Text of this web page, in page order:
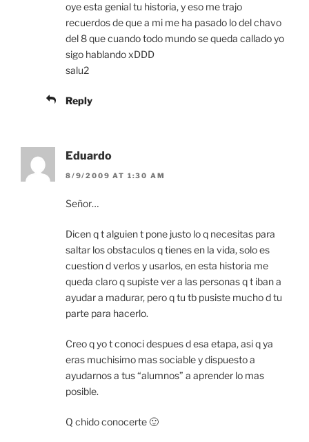
oye esta genial tu historia, y eso me trajo
recuerdos de que a mi me ha pasado lo del chavo
del 8 que cuando todo mundo se queda callado yo
sigo hablando xDDD
salu2
Reply
Eduardo
8/9/2009 AT 1:30 AM
Señor…
Dicen q t alguien t pone justo lo q necesitas para
saltar los obstaculos q tienes en la vida, solo es
cuestion d verlos y usarlos, en esta historia me
queda claro q supiste ver a las personas q t iban a
ayudar a madurar, pero q tu tb pusiste mucho d tu
parte para hacerlo.
Creo q yo t conoci despues d esa etapa, asi q ya
eras muchisimo mas sociable y dispuesto a
ayudarnos a tus “alumnos” a aprender lo mas
posible.
Q chido conocerte 🙂